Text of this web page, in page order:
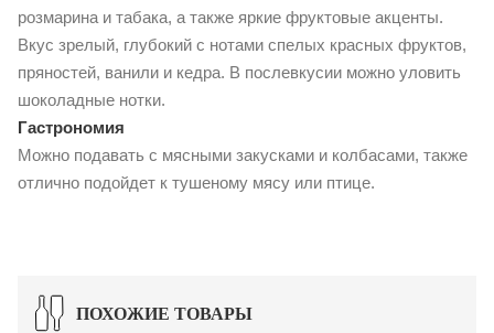
розмарина и табака, а также яркие фруктовые акценты.
Вкус зрелый, глубокий с нотами спелых красных фруктов,
пряностей, ванили и кедра. В послевкусии можно уловить
шоколадные нотки.
Гастрономия
Можно подавать с мясными закусками и колбасами, также
отлично подойдет к тушеному мясу или птице.
ПОХОЖИЕ ТОВАРЫ